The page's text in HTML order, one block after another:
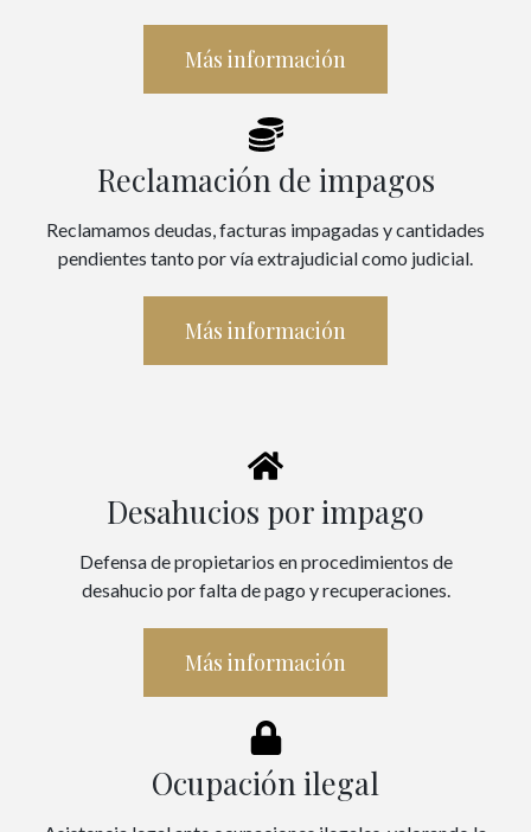
Más información
Reclamación de impagos
Reclamamos deudas, facturas impagadas y cantidades
pendientes tanto por vía extrajudicial como judicial.
Más información
Desahucios por impago
Defensa de propietarios en procedimientos de
desahucio por falta de pago y recuperaciones.
Más información
Ocupación ilegal